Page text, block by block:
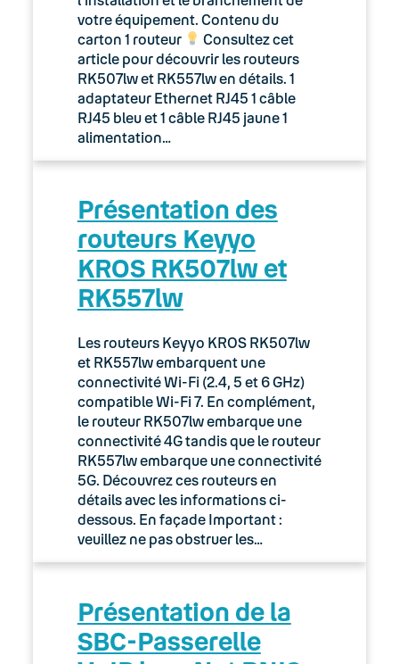
votre équipement. Contenu du
carton 1 routeur
Consultez cet
article pour découvrir les routeurs
RK507lw et RK557lw en détails. 1
adaptateur Ethernet RJ45 1 câble
RJ45 bleu et 1 câble RJ45 jaune 1
alimentation…
Présentation des
routeurs Keyyo
KROS RK507lw et
RK557lw
Les routeurs Keyyo KROS RK507lw
et RK557lw embarquent une
connectivité Wi-Fi (2.4, 5 et 6 GHz)
compatible Wi-Fi 7. En complément,
le routeur RK507lw embarque une
connectivité 4G tandis que le routeur
RK557lw embarque une connectivité
5G. Découvrez ces routeurs en
détails avec les informations ci-
dessous. En façade Important :
veuillez ne pas obstruer les…
Présentation de la
SBC-Passerelle